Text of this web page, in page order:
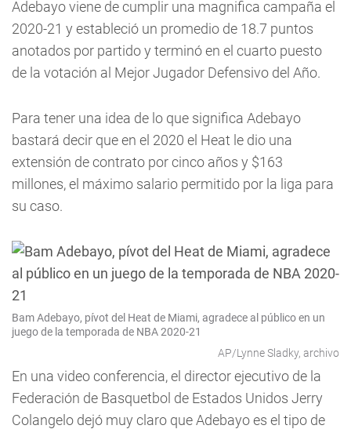
Adebayo viene de cumplir una magnifica campaña el
2020-21 y estableció un promedio de 18.7 puntos
anotados por partido y terminó en el cuarto puesto
de la votación al Mejor Jugador Defensivo del Año.
Para tener una idea de lo que significa Adebayo
bastará decir que en el 2020 el Heat le dio una
extensión de contrato por cinco años y $163
millones, el máximo salario permitido por la liga para
su caso.
Bam Adebayo, pívot del Heat de Miami, agradece al público en un
juego de la temporada de NBA 2020-21
AP/Lynne Sladky, archivo
En una video conferencia, el director ejecutivo de la
Federación de Basquetbol de Estados Unidos Jerry
Colangelo dejó muy claro que Adebayo es el tipo de